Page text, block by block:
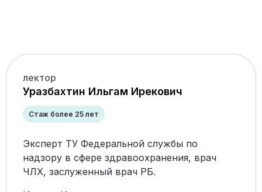
лектор
Уразбахтин Ильгам Ирекович
Стаж более 25 лет
Эксперт ТУ Федеральной службы по
надзору в сфере здравоохранения, врач
ЧЛХ, заслуженный врач РБ.